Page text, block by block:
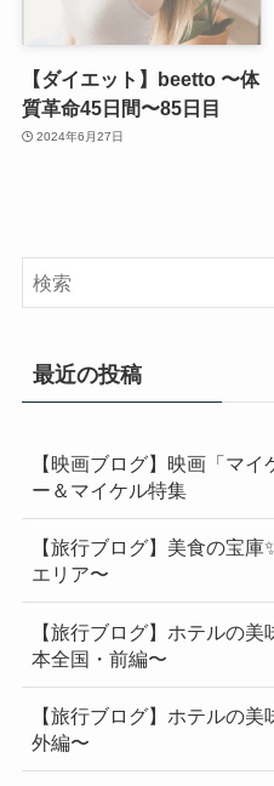
【ダイエット】beetto 〜体
質革命45日間〜85日目
2024年6月27日
最近の投稿
【映画ブログ】映画「マ
ー＆マイケル特集
【旅行ブログ】美食の宝
エリア〜
【旅行ブログ】ホテルの
本全国・前編〜
【旅行ブログ】ホテルの
外編〜